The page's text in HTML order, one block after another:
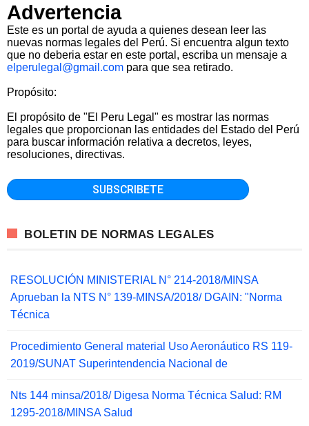
Advertencia
Este es un portal de ayuda a quienes desean leer las
nuevas normas legales del Perú. Si encuentra algun texto
que no deberia estar en este portal, escriba un mensaje a
elperulegal@gmail.com para que sea retirado.
Propósito:
El propósito de "El Peru Legal" es mostrar las normas
legales que proporcionan las entidades del Estado del Perú
para buscar información relativa a decretos, leyes,
resoluciones, directivas.
BOLETIN DE NORMAS LEGALES
RESOLUCIÓN MINISTERIAL N° 214-2018/MINSA
Aprueban la NTS N° 139-MINSA/2018/ DGAIN: "Norma
Técnica
Procedimiento General material Uso Aeronáutico RS 119-
2019/SUNAT Superintendencia Nacional de
Nts 144 minsa/2018/ Digesa Norma Técnica Salud: RM
1295-2018/MINSA Salud